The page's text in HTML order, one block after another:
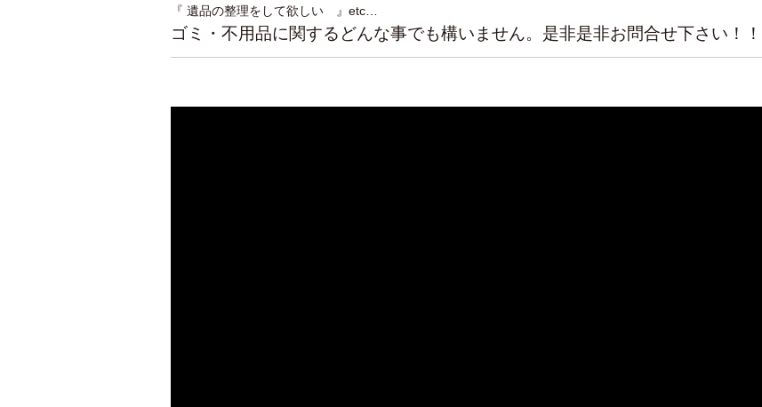
『 遺品の整理をして欲しい 』etc…
ゴミ・不用品に関するどんな事でも構いません。是非是非お問合せ下さい！！